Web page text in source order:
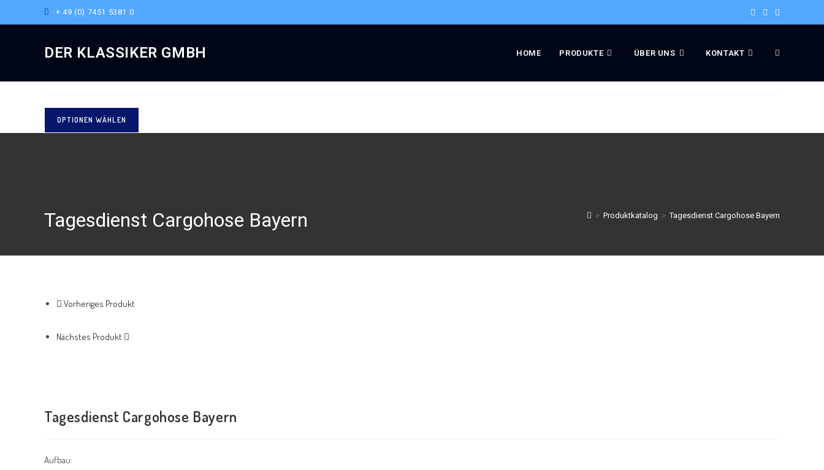
+ 49 (0) 7451 5381 0
DER KLASSIKER GMBH HOME PRODUKTE ÜBER UNS KONTAKT
OPTIONEN WÄHLEN
Tagesdienst Cargohose Bayern > Produktkatalog > Tagesdienst Cargohose Bayern
Vorheriges Produkt
Nächstes Produkt
Tagesdienst Cargohose Bayern
Aufbau: